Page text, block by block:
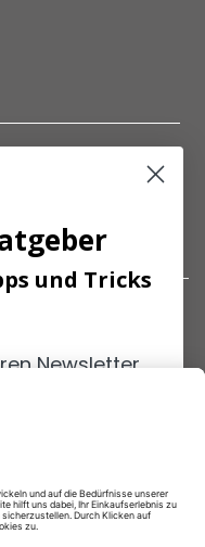
und Tricks
Newsletter